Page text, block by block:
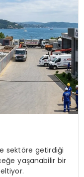
sektöre getirdiği
yaşanabilir bir